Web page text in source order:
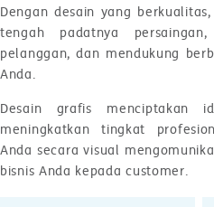
Dengan desain yang
tengah padatnya
pelanggan, dan mendukung
Anda.
Desain grafis menciptakan
meningkatkan tingkat
Anda secara visual
bisnis Anda kepada customer.